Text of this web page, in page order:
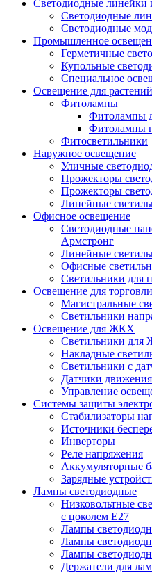
Светодиодные линейки
Светодиодные
Светодиодные
Промышленное
Герметичные
Купольные
Специальное
Освещение для растений
Фитолампы
Фитолампы
Фитолампы
Фитосветильники
Наружное освещение
Уличные
Прожекторы
Прожекторы
Линейные
Офисное освещение
Cветодиодные
Армстронг
Линейные
Офисные
Светильники для
Освещение для торговли
Магистральные
Светильники
Освещение для ЖКХ
Светильники
Накладные
Светильники с
Датчики движения
Управление
Системы защиты
Стабилизаторы
Источники
Инверторы
Реле напряжения
Аккумуляторные
Зарядные
Лампы светодиодные
Низковольтные
с цоколем Е27
Лампы
Лампы
Лампы
Держатели для